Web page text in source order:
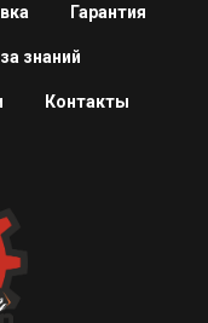
Гарантия
знаний
Контакты